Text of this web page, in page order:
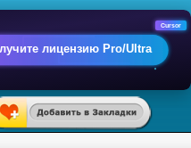
лицензию Pro/Ultra
Cursor